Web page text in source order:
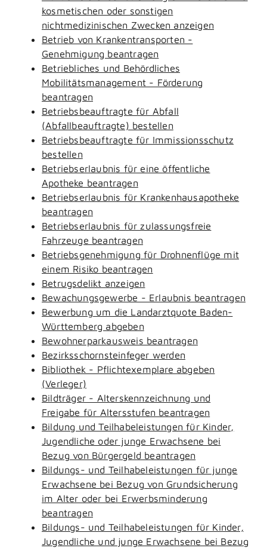
kosmetischen oder sonstigen
nichtmedizinischen Zwecken anzeigen
Betrieb von Krankentransporten -
Genehmigung beantragen
Betriebliches und Behördliches
Mobilitätsmanagement - Förderung
beantragen
Betriebsbeauftragte für Abfall
(Abfallbeauftragte) bestellen
Betriebsbeauftragte für Immissionsschutz
bestellen
Betriebserlaubnis für eine öffentliche
Apotheke beantragen
Betriebserlaubnis für Krankenhausapotheke
beantragen
Betriebserlaubnis für zulassungsfreie
Fahrzeuge beantragen
Betriebsgenehmigung für Drohnenflüge mit
einem Risiko beantragen
Betrugsdelikt anzeigen
Bewachungsgewerbe - Erlaubnis beantragen
Bewerbung um die Landarztquote Baden-
Württemberg abgeben
Bewohnerparkausweis beantragen
Bezirksschornsteinfeger werden
Bibliothek - Pflichtexemplare abgeben
(Verleger)
Bildträger - Alterskennzeichnung und
Freigabe für Altersstufen beantragen
Bildung und Teilhabeleistungen für Kinder,
Jugendliche oder junge Erwachsene bei
Bezug von Bürgergeld beantragen
Bildungs- und Teilhabeleistungen für junge
Erwachsene bei Bezug von Grundsicherung
im Alter oder bei Erwerbsminderung
beantragen
Bildungs- und Teilhabeleistungen für Kinder,
Jugendliche und junge Erwachsene bei Bezug